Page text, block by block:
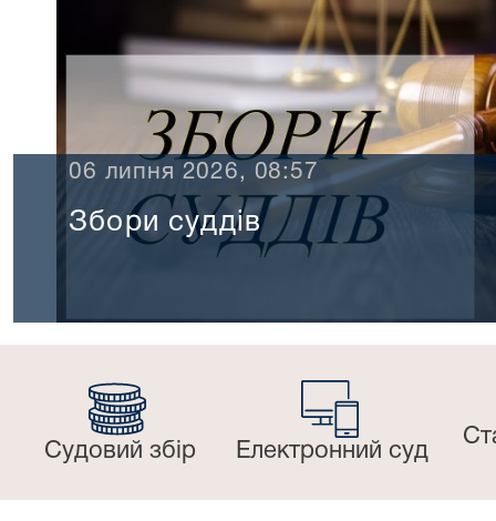
06 липня 2026, 08:57
Збори суддів
Судовий збір Електронний суд